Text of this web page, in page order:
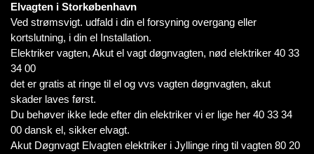
Elvagten i Storkøbenhavn
Ved strømsvigt. udfald i din el forsyning overgang eller
kortslutning, i din el Installation.
Elektriker vagten, Akut el vagt døgnvagten, nød elektriker 40 33
34 00
det er gratis at ringe til el og vvs vagten døgnvagten, akut
skader laves først.
Du behøver ikke lede efter din elektriker vi er lige her 40 33 34
00 dansk el, sikker elvagt.
Akut Døgnvagt Elvagten elektriker i Jyllinge ring til vagten 80 20